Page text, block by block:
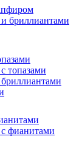
бриллиантами
топазами
фианитами